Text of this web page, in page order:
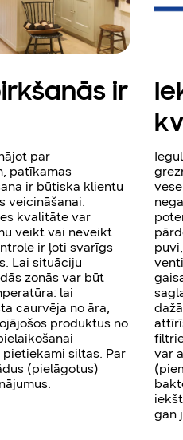
ir
par
patīkamas
ir būtiska klientu
veicināšanai.
kvalitāte var
veikt vai neveikt
ir ļoti svarīgs
Lai situāciju
zonās var būt
lai
caurvēja no āra,
produktus no
siltas. Par
(pielāgotus)
var
gan